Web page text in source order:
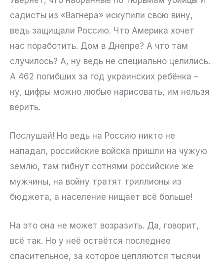
садисты из «Вагнера» искупили свою вину,
ведь защищали Россию. Что Америка хочет
нас поработить. Дом в Днепре? А что там
случилось? А, ну ведь не специально целились.
А 462 погибших за год украинских ребёнка –
ну, цифры можно любые нарисовать, им нельзя
верить.
Послушай! Но ведь на Россию никто не
нападал, российские войска пришли на чужую
землю, там гибнут сотнями российские же
мужчины, на войну тратят триллионы из
бюджета, а население нищает всё больше!
На это она не может возразить. Да, говорит,
всё так. Но у неё остаётся последнее
спасительное, за которое цепляются тысячи